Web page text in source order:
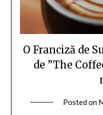
O Franciză de
de ”The
Posted on